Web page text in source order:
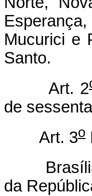
Mucurici e
Santo.
Art. 2
de
Art. 3o
Brasília,
da